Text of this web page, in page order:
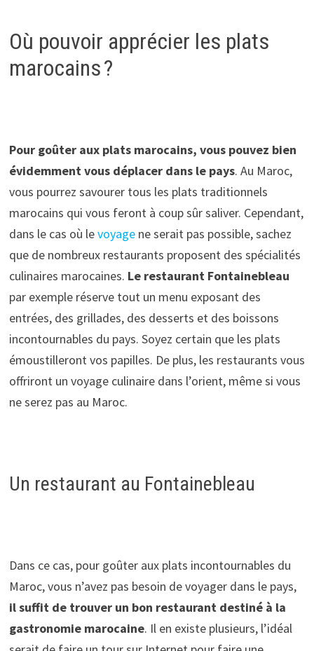
Où pouvoir apprécier les plats
marocains ?
Pour goûter aux plats marocains, vous pouvez bien
évidemment vous déplacer dans le pays. Au Maroc,
vous pourrez savourer tous les plats traditionnels
marocains qui vous feront à coup sûr saliver. Cependant,
dans le cas où levoyagene serait pas possible, sachez
que de nombreux restaurants proposent des spécialités
culinaires marocaines. Le restaurant Fontainebleau
par exemple réserve tout un menu exposant des
entrées, des grillades, des desserts et des boissons
incontournables du pays. Soyez certain que les plats
émoustilleront vos papilles. De plus, les restaurants vous
offriront un voyage culinaire dans l’orient, même si vous
ne serez pas au Maroc.
Un restaurant au Fontainebleau
Dans ce cas, pour goûter aux plats incontournables du
Maroc, vous n’avez pas besoin de voyager dans le pays,
il suffit de trouver un bon restaurant destiné à la
gastronomie marocaine. Il en existe plusieurs, l’idéal